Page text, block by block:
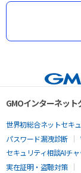
GMOインターネッ
世界初総合ネットセキ
パスワード漏洩診断
セキュリティ相談AIチ
実在証明・盗聴対策